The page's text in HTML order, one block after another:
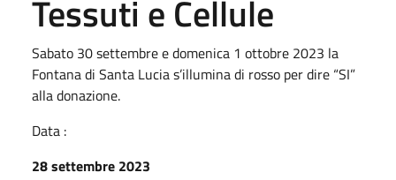
Tessuti e Cellule
Sabato 30 settembre e domenica 1 ottobre 2023 la
Fontana di Santa Lucia s’illumina di rosso per dire “SI”
alla donazione.
Data :
28 settembre 2023